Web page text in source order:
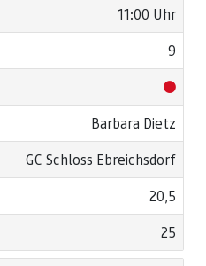
11:00 Uhr
9
Barbara Dietz
GC Schloss Ebreichsdorf
20,5
25